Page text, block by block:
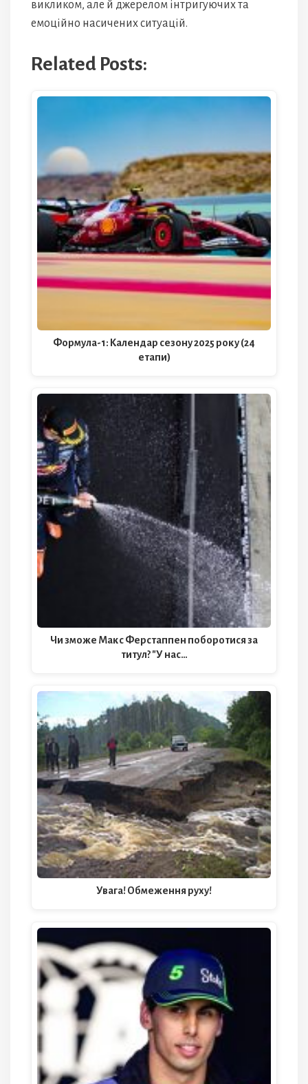
викликом, але й джерелом інтригуючих та
емоційно насичених ситуацій.
Related Posts:
Формула-1: Календар сезону 2025 року (24
етапи)
Чи зможе Макс Ферстаппен поборотися за
титул? "У нас…
Увага! Обмеження руху!